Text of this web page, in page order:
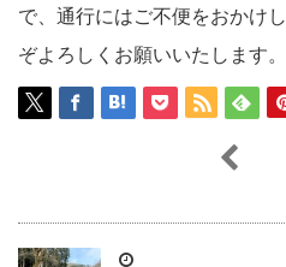
で、通行にはご不便をおかけ
ぞよろしくお願いいたします。